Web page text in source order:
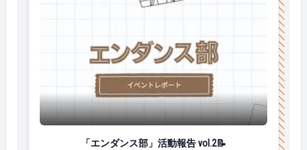
「エンダンス部」活動報告 vol.2📝